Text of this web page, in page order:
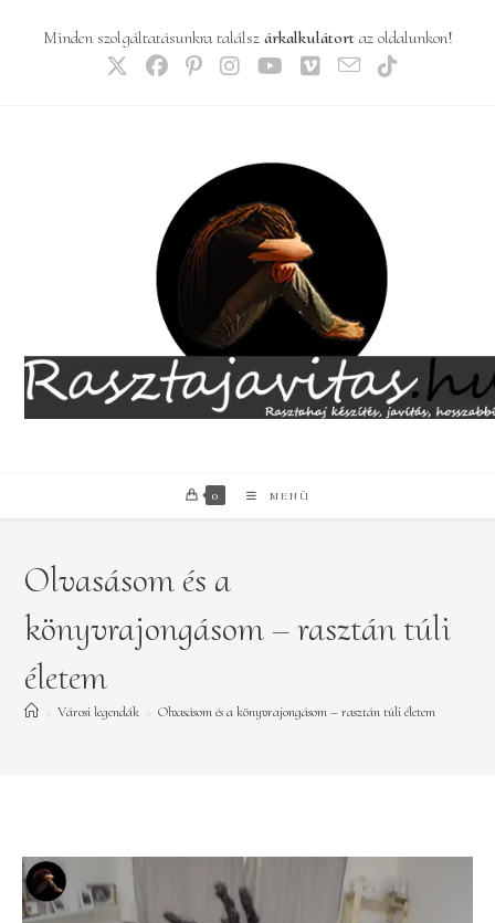
Minden szolgáltatásunkra találsz árkalkulátortaz oldalunkon!
0 MENÜ
Olvasásom és a
könyvrajongásom – rasztán túli
életem
> Városi legendák > Olvasásom és a könyvrajongásom – rasztán túli életem